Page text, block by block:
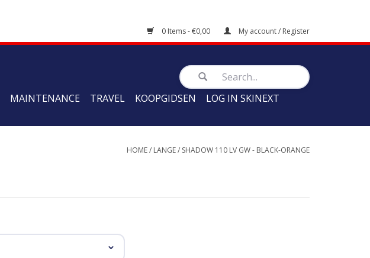
0 Items - €0,00 My account / Register
MAINTENANCE TRAVEL KOOPGIDSEN LOG IN SKINEXT
HOME/ LANGE/ SHADOW 110 LV GW - BLACK-ORANGE